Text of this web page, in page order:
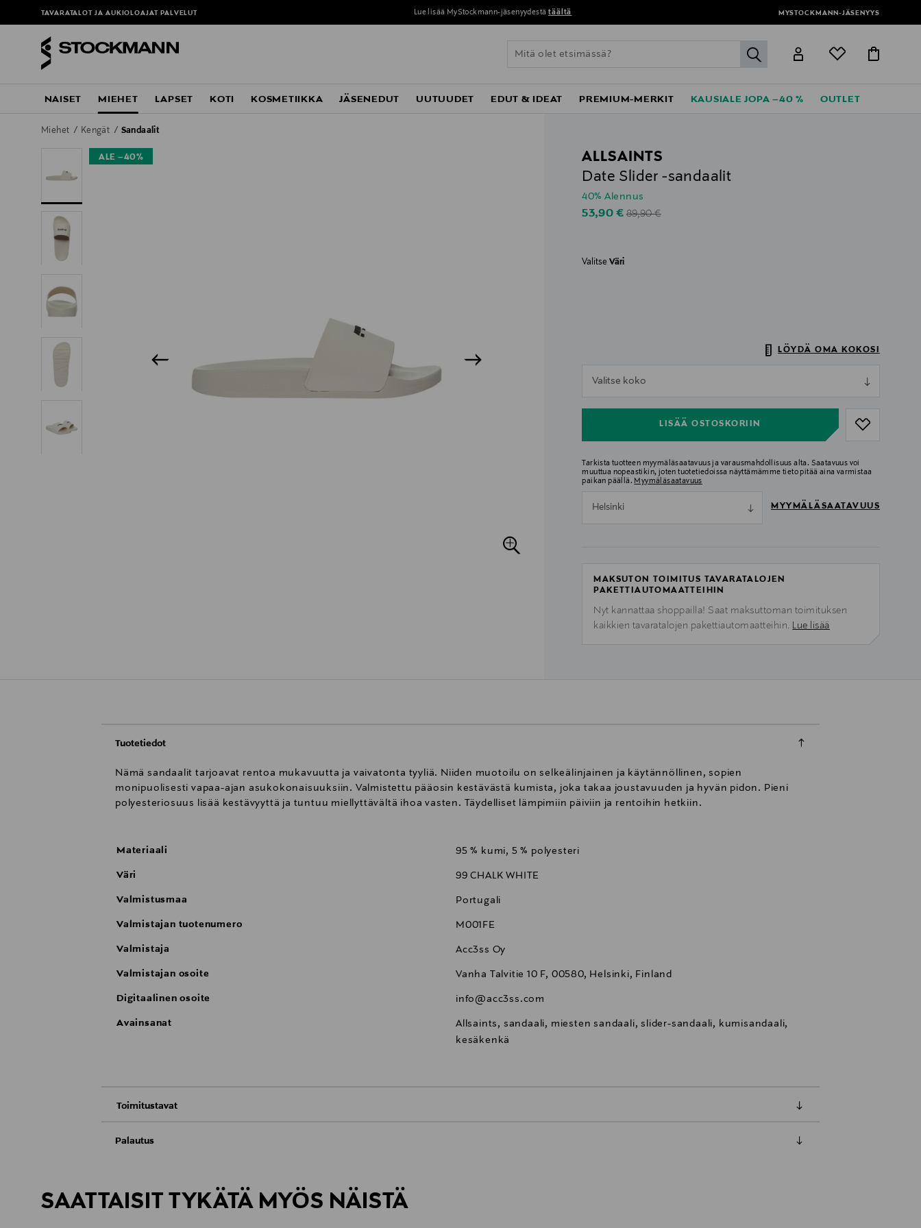
TAVARATALOT JA AUKIOLOAJAT PALVELUT Lue lisää MyStockmann-jäsenyydestä täältä MYSTOCKMANN-JÄSENYYS
label.header.go
NAISET MIEHET LAPSET KOTI KOSMETIIKKA JÄSENEDUT UUTUUDET EDUT & IDEAT PREMIUM-MERKIT KAUSIALE JOPA –40 % OUTLET
Miehet Kengät Sandaalit
ALE –40%
ALLSAINTS
Date Slider -sandaalit
40% Alennus
Discounted Price
53,90 € Original Price
89,90 €
ValitseVäri
LÖYDÄ OMA KOKOSI
Valitse koko
LISÄÄ OSTOSKORIIN
Tarkista tuotteen myymäläsaatavuus ja varausmahdollisuus alta. Saatavuus voi
muuttua nopeastikin, joten tuotetiedoissa näyttämämme tieto pitää aina varmistaa
paikan päällä. Myymäläsaatavuus
Helsinki MYYMÄLÄSAATAVUUS
MAKSUTON TOIMITUS TAVARATALOJEN
PAKETTIAUTOMAATTEIHIN
Nyt kannattaa shoppailla! Saat maksuttoman toimituksen
kaikkien tavaratalojen pakettiautomaatteihin. Lue lisää
Tuotetiedot
Nämä sandaalit tarjoavat rentoa mukavuutta ja vaivatonta tyyliä. Niiden muotoilu on selkeälinjainen ja käytännöllinen, sopien
monipuolisesti vapaa-ajan asukokonaisuuksiin. Valmistettu pääosin kestävästä kumista, joka takaa joustavuuden ja hyvän pidon. Pieni
polyesteriosuus lisää kestävyyttä ja tuntuu miellyttävältä ihoa vasten. Täydelliset lämpimiin päiviin ja rentoihin hetkiin.
Materiaali 95 % kumi, 5 % polyesteri
Väri 99 CHALK WHITE
Valmistusmaa Portugali
Valmistajan tuotenumero M001FE
Valmistaja Acc3ss Oy
Valmistajan osoite Vanha Talvitie 10 F, 00580, Helsinki, Finland
Digitaalinen osoite info@acc3ss.com
Avainsanat
Allsaints, sandaali, miesten sandaali, slider-sandaali, kumisandaali,
kesäkenkä
Toimitustavat
Kotiinkuljetus
Palautus
LUE TARKEMMAT PALAUTUSOHJEET
SAATTAISIT TYKÄTÄ MYÖS NÄISTÄ